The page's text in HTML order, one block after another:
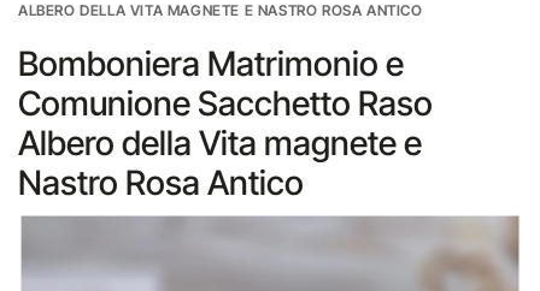
ALBERO DELLA VITA MAGNETE E NASTRO ROSA ANTICO
Bomboniera Matrimonio e
Comunione Sacchetto Raso
Albero della Vita magnete e
Nastro Rosa Antico